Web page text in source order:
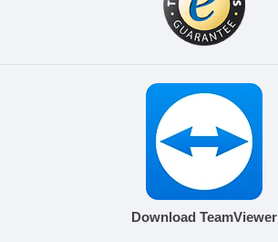
Download TeamViewer